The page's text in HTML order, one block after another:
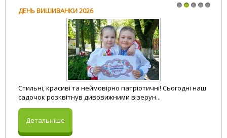
Розробки занять
ДЕНЬ ВИШИВАНКИ 2026
Стильні, красиві та неймовірно патріотичні! Сьогодні наш
садочок розквітнув дивовижними візерун...
Детальніше